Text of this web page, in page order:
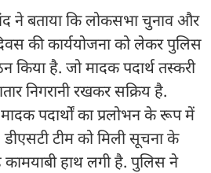
ने बताया कि लोकसभा चुनाव और
की कार्ययोजना को लेकर पुलिस
किया है. जो मादक पदार्थ तस्करी
निगरानी रखकर सक्रिय है.
पदार्थों का प्रलोभन के रूप में
टीम को मिली सूचना के
हाथ लगी है. पुलिस ने